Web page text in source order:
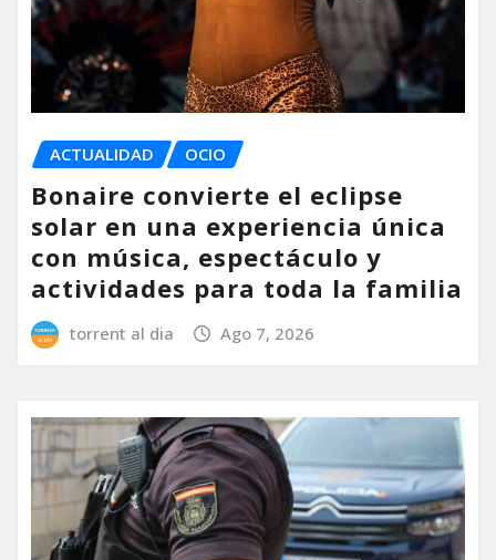
ACTUALIDAD OCIO
Bonaire convierte el eclipse
solar en una experiencia única
con música, espectáculo y
actividades para toda la familia
torrent al dia Ago 7, 2026